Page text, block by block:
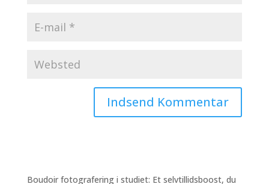
Boudoir fotografering i studiet: Et selvtillidsboost, du